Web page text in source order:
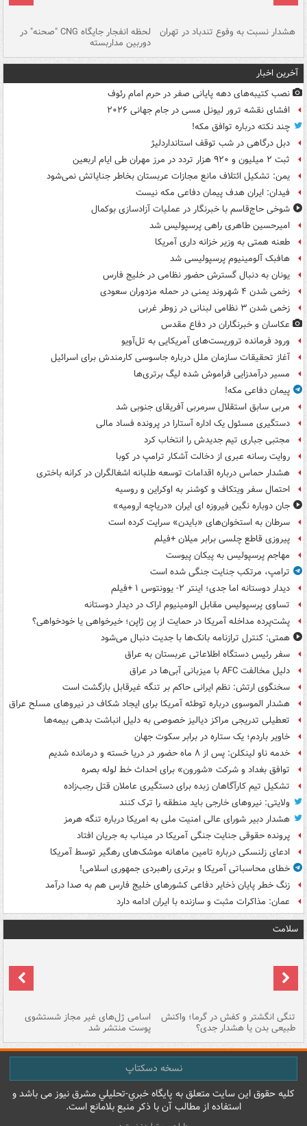
هشدار نسبت به وفوع تندباد در تهران لحظه انفجار جایگاه CNG "صحنه" در
دوربین مداربسته
آخرین اخبار
نصب کتیبه‌های دهه پایانی صفر در حرم امام رئوف
افشای نقشه ترور لیونل مسی در جام جهانی ۲۰۲۶
چند نکته درباره توافق مکه!
دبل درگاهی در شب توقف استانداردلیژ
ثبت ۲ میلیون و ۹۲۰ هزار تردد در مرز مهران طی ایام اربعین
یمن: تشکیل ائتلاف مانع مجازات عربستان بخاطر جنایاتش نمی‌شود
فیدان: ایران هدف پیمان دفاعی مکه نیست
شوخی حاج‌قاسم با خبرنگار در عملیات آزادسازی بوکمال
امیرحسین طاهری راهی پرسپولیس شد
طعنه همتی به وزیر خزانه داری آمریکا
هافبک آلومینیوم پرسپولیسی شد
یونان به دنبال گسترش حضور نظامی در خلیج فارس
زخمی شدن ۴ شهروند یمنی در حمله مزدوران سعودی
زخمی شدن ۳ نظامی لبنانی در زوطر غربی
عکاسان و خبرنگاران در دفاع مقدس
ورود فرمانده تروریست‌های آمریکایی به تل‌آویو
آغاز تحقیقات سازمان ملل درباره جاسوسی کارمندش برای اسرائیل
مسیر درآمدزایی فراموش شده لیگ برتری‌ها
پیمان دفاعی مکه!
مربی سابق استقلال سرمربی آفریقای جنوبی شد
دستگیری مسئول یک اداره آستارا در پرونده فساد مالی
مجتبی جباری تیم جدیدش را انتخاب کرد
روایت رسانه عبری از دخالت آشکار ترامپ در کوبا
هشدار حماس درباره اقدامات توسعه طلبانه اشغالگران در کرانه باختری
احتمال سفر ویتکاف و کوشنر به اوکراین و روسیه
جان دوباره نگین فیروزه ای ایران «دریاچه ارومیه»
سرطان به استخوان‌های «بایدن» سرایت کرده است
پیروزی قاطع چلسی برابر میلان +فیلم
مهاجم پرسپولیس به پیکان پیوست
ترامپ، مرتکب جنایت جنگی شده است
دیدار دوستانه اما جدی؛ اینتر ۲- یوونتوس ۱ +فیلم
تساوی پرسپولیس مقابل الومینیوم اراک در دیدار دوستانه
پشت‌پرده مداخله آمریکا در حمایت از یِن ژاپن؛ خیرخواهی یا خودخواهی؟
همتی: کنترل ترازنامه بانک‌ها با جدیت دنبال می‌شود
سفر رئیس دستگاه اطلاعاتی عربستان به عراق
دلیل مخالفت AFC با میزبانی آبی‌ها در عراق
سخنگوی ارتش: نظم ایرانی حاکم بر تنگه غیرقابل بازگشت است
هشدار الموسوی درباره توطئه آمریکا برای ایجاد شکاف در نیروهای مسلح عراق
تعطیلی تدریجی مراکز دیالیز خصوصی به دلیل انباشت بدهی بیمه‌ها
خاویر باردم؛ یک ستاره در برابر سکوت جهان
خدمه ناو لینکلن: پس از ۸ ماه حضور در دریا خسته و درمانده‌ شدیم
توافق بغداد و شرکت «شورون» برای احداث خط لوله بصره
تشکیل تیم کارآگاهان زبده برای دستگیری عاملان قتل رجب‌زاده
ولایتی: نیروهای خارجی باید منطقه را ترک کنند
هشدار دبیر شورای عالی امنیت ملی به امریکا درباره تنگه هرمز
پرونده حقوقی جنایت جنگی آمریکا در میناب به جریان افتاد
ادعای زلنسکی درباره تامین ماهانه موشک‌های رهگیر توسط آمریکا
خطای محاسباتی آمریکا و برتری راهبردی جمهوری اسلامی!
زنگ خطر پایان ذخایر دفاعی کشورهای خلیج فارس هم به صدا درآمد
عمان: مذاکرات مثبت و سازنده با ایران ادامه دارد
سلامت
تنگی انگشتر و کفش در گرما؛ واکنش
طبیعی بدن یا هشدار جدی؟
اسامی ژل‌های غیر مجاز شستشوی
پوست منتشر شد
نسخه دسکتاپ
کليه حقوق اين سايت متعلق به پایگاه خبري-تحليلي مشرق نيوز می باشد و
استفاده از مطالب آن با ذکر منبع بلامانع است.